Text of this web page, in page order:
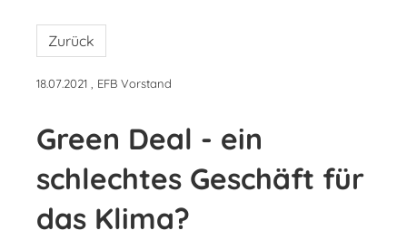
Zurück
18.07.2021 , EFB Vorstand
Green Deal - ein
schlechtes Geschäft für
das Klima?